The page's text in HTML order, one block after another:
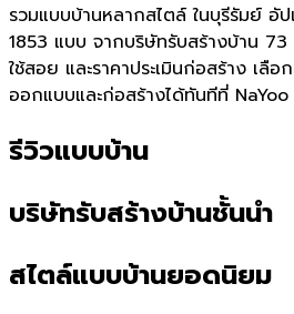
รวมแบบบ้านหลากสไตล์ ในบุรีรัมย์ อั
1853 แบบ จากบริษัทรับสร้างบ้าน
ใช้สอย และราคาประเมินก่อสร้าง เลื
ออกแบบและก่อสร้างได้ทันทีที่ NaYoo
รีวิวแบบบ้าน
บริษัทรับสร้างบ้านชั้นนำ
สไตล์แบบบ้านยอดนิยม